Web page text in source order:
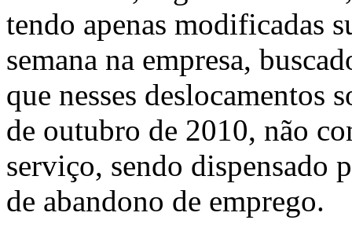
tendo apenas modificadas
semana na empresa,
que nesses deslocamentos
de outubro de 2010, não
serviço, sendo dispensado
de abandono de emprego.